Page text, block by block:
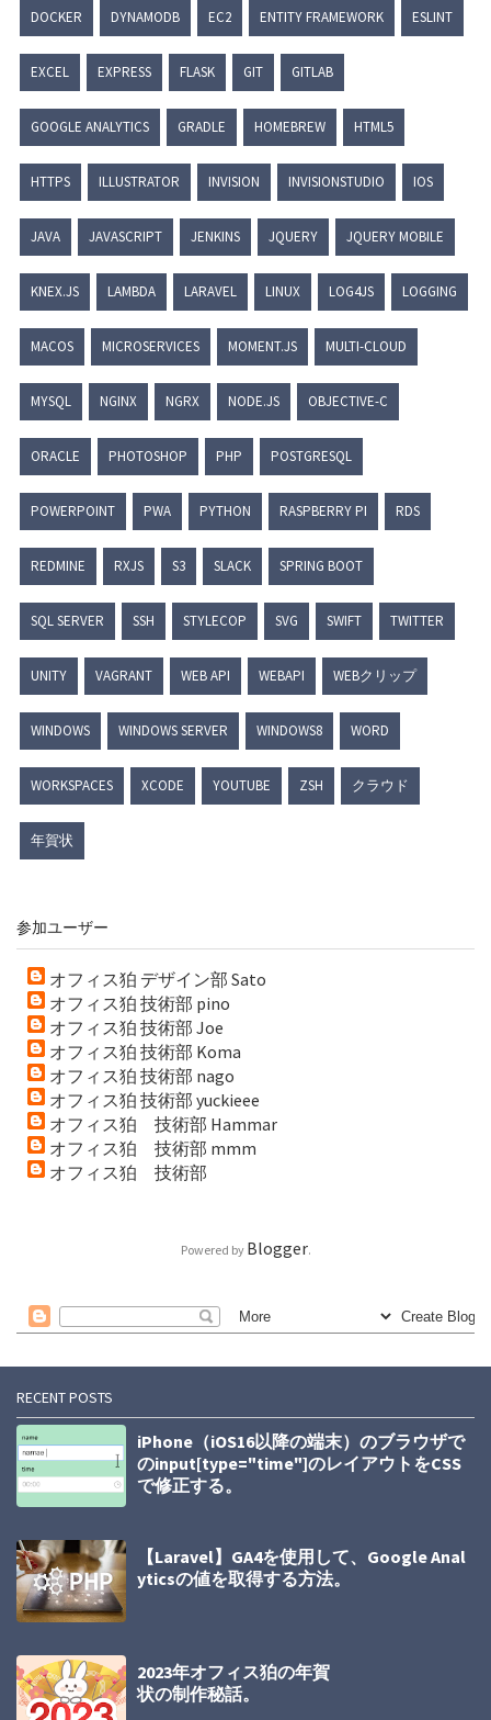
DOCKER DYNAMODB EC2 ENTITY FRAMEWORK ESLINT
EXCEL EXPRESS FLASK GIT GITLAB
GOOGLE ANALYTICS GRADLE HOMEBREW HTML5
HTTPS ILLUSTRATOR INVISION INVISIONSTUDIO IOS
JAVA JAVASCRIPT JENKINS JQUERY JQUERY MOBILE
KNEX.JS LAMBDA LARAVEL LINUX LOG4JS LOGGING
MACOS MICROSERVICES MOMENT.JS MULTI-CLOUD
MYSQL NGINX NGRX NODE.JS OBJECTIVE-C
ORACLE PHOTOSHOP PHP POSTGRESQL
POWERPOINT PWA PYTHON RASPBERRY PI RDS
REDMINE RXJS S3 SLACK SPRING BOOT
SQL SERVER SSH STYLECOP SVG SWIFT TWITTER
UNITY VAGRANT WEB API WEBAPI WEBクリップ
WINDOWS WINDOWS SERVER WINDOWS8 WORD
WORKSPACES XCODE YOUTUBE ZSH クラウド
年賀状
参加ユーザー
オフィス狛 デザイン部 Sato
オフィス狛 技術部 pino
オフィス狛 技術部 Joe
オフィス狛 技術部 Koma
オフィス狛 技術部 nago
オフィス狛 技術部 yuckieee
オフィス狛 技術部 Hammar
オフィス狛 技術部 mmm
オフィス狛 技術部
Powered by Blogger.
RECENT POSTS
iPhone（iOS16以降の端末）のブラウザで
のinput[type="time"]のレイアウトをCSS
で修正する。
【Laravel】GA4を使用して、Google Anal
yticsの値を取得する方法。
2023年オフィス狛の年賀
状の制作秘話。